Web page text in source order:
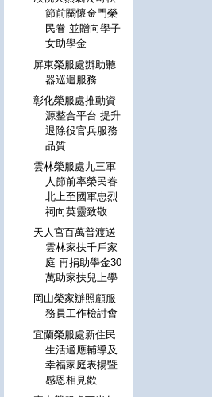
節前關懷金門榮
民眷 並贈向學子
女助學金
屏東榮服處辦助聽
器巡迴服務
彰化榮服處推動資
源整合平台 提升
退除役官兵服務
品質
雲林榮服處九三軍
人節前率榮民眷
北上至國軍忠烈
祠向英靈致敬
天人宮百萬普渡送
雲林家扶千戶家
庭 再捐助學金30
萬助家扶兒上學
岡山榮家辦照顧服
務員工作檢討會
宜蘭榮服處新住民
生活適應輔導及
幸福家庭表揚暨
感恩相見歡